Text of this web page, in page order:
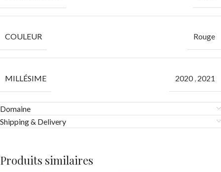
COULEUR Rouge
MILLÉSIME 2020 , 2021
Domaine
Shipping & Delivery
Produits similaires